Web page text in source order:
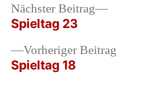
Beitrags-
Navigation
Vorheriger Beitrag
Spieltag 18
Nächster Beitrag
Nächster
Spieltag 23